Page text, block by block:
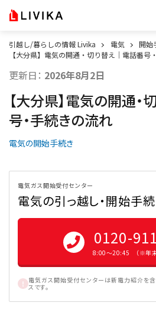
引越し/暮らしの情報 Livika 電気
開始
【大分県】電気の開通・切り替え｜電話番号
更新日： 2026年8月2日
【大分県】電気の開通
号・手続きの流れ
電気の開始手続き
電気ガス開始受付センター
電気の引っ越し・開始手
0120-
8:00〜20:45 （※年末
電気ガス開始受付センターは新電力紹介を
スです。